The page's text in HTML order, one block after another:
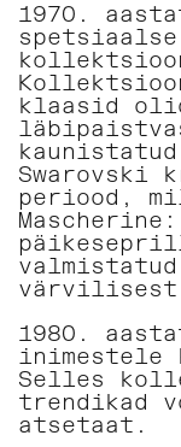
1970.
klaasid
Swarovski
periood,
1980.
inimestele
Selles
trendikad
atsetaat.